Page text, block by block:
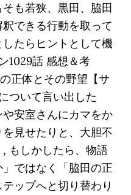
も若狭、黒田、脇田
できる行動を取って
たらヒントとして機
1029話 感想＆考
正体とその野望【サ
ついて言い出した
安室さんにカマをか
見せたりと、大胆不
もしかしたら、物語
ではなく「脇田の正
ップへと切り替わり